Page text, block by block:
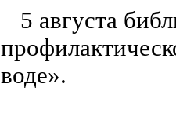
5 августа
воде».